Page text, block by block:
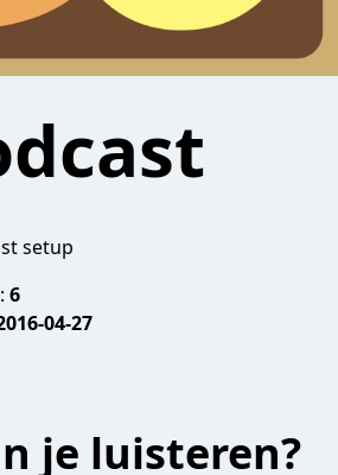
setup
6
04-27
je luisteren?